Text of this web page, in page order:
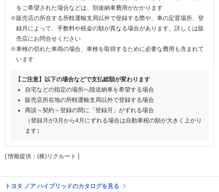
をご希望された場合などは、別途納車費用がかかります
※販売店の所在する所轄運輸支局以外で登録する際や、車の定置場所、登
録月によって、手数料や税金の額が異なる場合があります。詳しくは販
売店にお問合せください
※車検の切れた車両の場合、車検を取得するために必要な費用も含まれて
います
【ご注意】以下の場合などで支払総額が変わります
自宅などの指定の場所へ陸送納車を希望する場合
販売店所在地の所轄運輸支局以外で登録する場合
商談～契約～登録の間に「登録月」がずれる場合
（登録月が3月から4月にずれる場合は自動車税の額が大きく上がり
ます）
[ 情報提供：(株)リクルート ]
トヨタ ノア ハイブリッドのカタログを見る